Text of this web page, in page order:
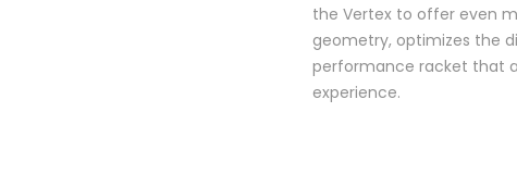
the Vertex to offer even
geometry, optimizes the
performance racket that
experience.